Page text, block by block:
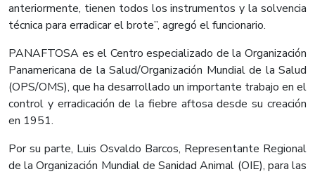
anteriormente, tienen todos los instrumentos y la solvencia
técnica para erradicar el brote”, agregó el funcionario.
PANAFTOSA es el Centro especializado de la Organización
Panamericana de la Salud/Organización Mundial de la Salud
(OPS/OMS), que ha desarrollado un importante trabajo en el
control y erradicación de la fiebre aftosa desde su creación
en 1951.
Por su parte, Luis Osvaldo Barcos, Representante Regional
de la Organización Mundial de Sanidad Animal (OIE), para las